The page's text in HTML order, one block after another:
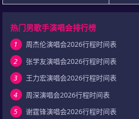
热门男歌手演唱会排行榜
1
周杰伦演唱会2026行程时间表
2
张学友演唱会2026行程时间表
3
王力宏演唱会2026行程时间表
4
周深演唱会2026行程时间表
5
谢霆锋演唱会2026行程时间表